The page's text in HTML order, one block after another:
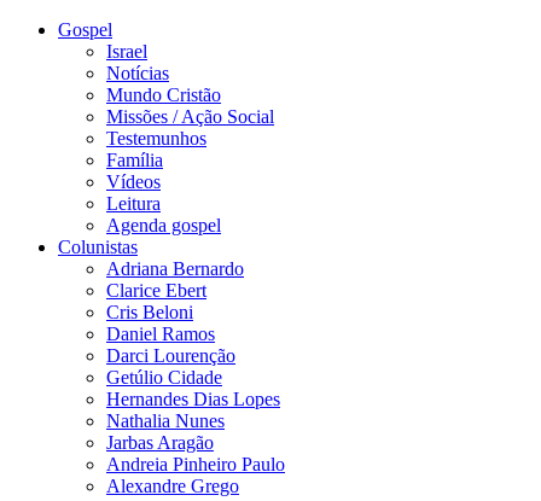
Gospel
Israel
Notícias
Mundo Cristão
Missões / Ação Social
Testemunhos
Família
Vídeos
Leitura
Agenda gospel
Colunistas
Adriana Bernardo
Clarice Ebert
Cris Beloni
Daniel Ramos
Darci Lourenção
Getúlio Cidade
Hernandes Dias Lopes
Nathalia Nunes
Jarbas Aragão
Andreia Pinheiro Paulo
Alexandre Grego